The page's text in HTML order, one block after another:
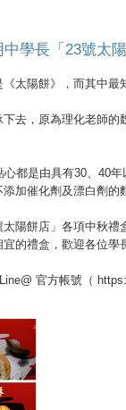
中學長「23號太
太陽餅》，而其中最
去，原為理化老師
心都是由具有30、40
加催化劑及漂白劑的
陽餅店」各項中秋
的禮盒，歡迎各位學
官方帳號（